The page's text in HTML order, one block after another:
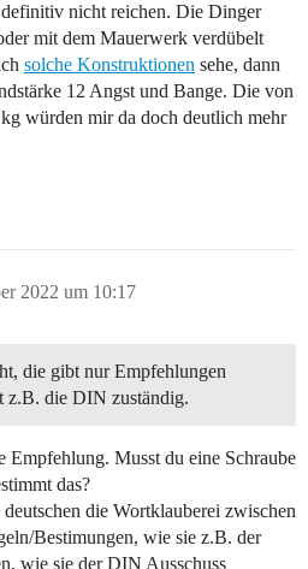
nicht reichen. Die Dinger
mit dem Mauerwerk verdübelt
solche Konstruktionen sehe, dann
12 Angst und Bange. Die von
würden mir da doch deutlich mehr
2022 um 10:17
die gibt nur Empfehlungen
z.B. die DIN zuständig.
Musst du eine Schraube
das?
die Wortklauberei zwischen
Bestimungen, wie sie z.B. der
wie sie der DIN Ausschuss